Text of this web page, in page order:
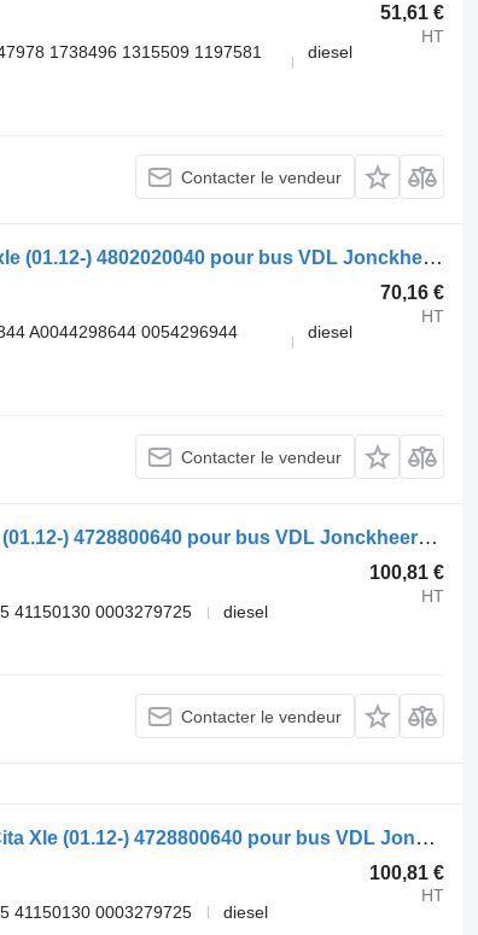
51,61 €
HT
1738496 1315509 1197581
diesel
Contacter le vendeur
Valve de commande de frein vdl, wabco lire xle (01.12-) 4802020040 pour bus VDL Jonckheere Transit 2000 (2005-2013)
70,16 €
HT
A0044298644 0054296944
diesel
Contacter le vendeur
Valve de commande de frein WABCO lire xle (01.12-) 4728800640 pour bus VDL Jonckheere Transit 2000 (2005-2013)
100,81 €
HT
41150130 0003279725
diesel
Contacter le vendeur
Valve de commande de frein Volvo, Wabco Cita Xle (01.12-) 4728800640 pour bus VDL Jonckheere Transit 2000 (2005-2013)
100,81 €
HT
41150130 0003279725
diesel